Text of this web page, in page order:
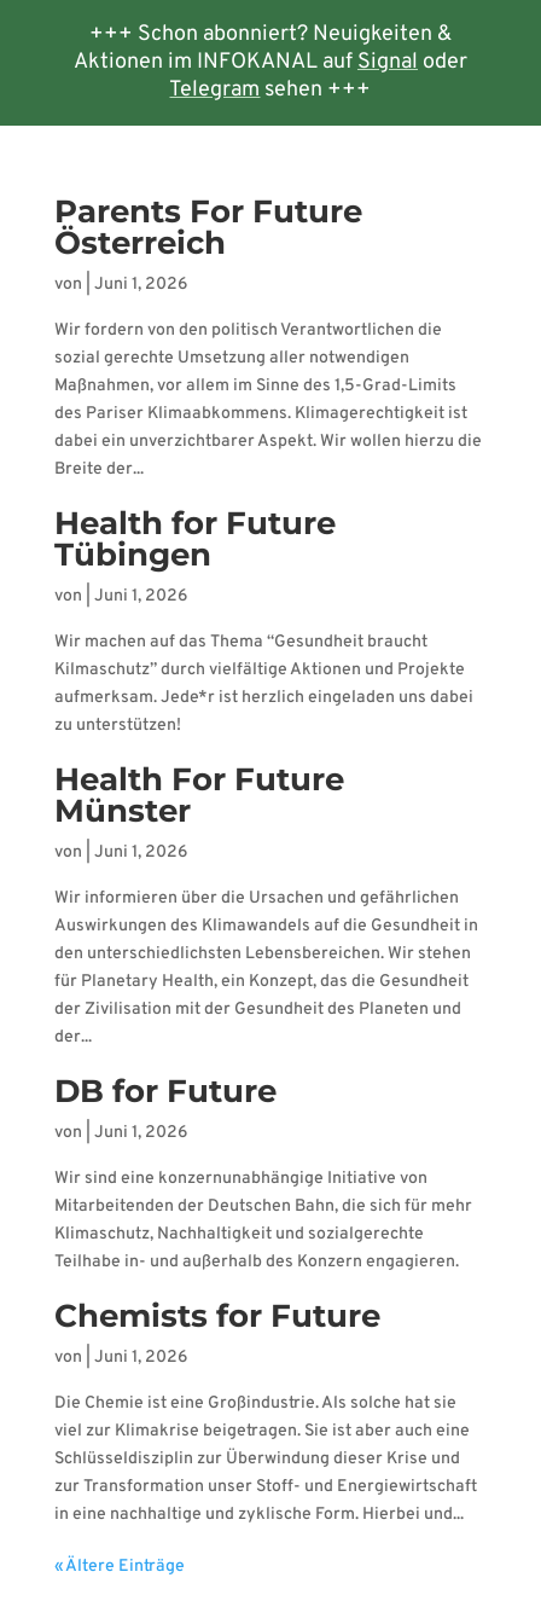
+++ Schon abonniert? Neuigkeiten &
Aktionen im INFOKANAL aufSignaloder
Telegramsehen +++
Parents For Future
Österreich
von Juni 1, 2026
Wir fordern von den politisch Verantwortlichen die
sozial gerechte Umsetzung aller notwendigen
Maßnahmen, vor allem im Sinne des 1,5-Grad-Limits
des Pariser Klimaabkommens. Klimagerechtigkeit ist
dabei ein unverzichtbarer Aspekt. Wir wollen hierzu die
Breite der...
Health for Future
Tübingen
von Juni 1, 2026
Wir machen auf das Thema “Gesundheit braucht
Kilmaschutz” durch vielfältige Aktionen und Projekte
aufmerksam. Jede*r ist herzlich eingeladen uns dabei
zu unterstützen!
Health For Future
Münster
von Juni 1, 2026
Wir informieren über die Ursachen und gefährlichen
Auswirkungen des Klimawandels auf die Gesundheit in
den unterschiedlichsten Lebensbereichen. Wir stehen
für Planetary Health, ein Konzept, das die Gesundheit
der Zivilisation mit der Gesundheit des Planeten und
der...
DB for Future
von Juni 1, 2026
Wir sind eine konzernunabhängige Initiative von
Mitarbeitenden der Deutschen Bahn, die sich für mehr
Klimaschutz, Nachhaltigkeit und sozialgerechte
Teilhabe in- und außerhalb des Konzern engagieren.
Chemists for Future
von Juni 1, 2026
Die Chemie ist eine Großindustrie. Als solche hat sie
viel zur Klimakrise beigetragen. Sie ist aber auch eine
Schlüsseldisziplin zur Überwindung dieser Krise und
zur Transformation unser Stoff- und Energiewirtschaft
in eine nachhaltige und zyklische Form. Hierbei und...
« Ältere Einträge